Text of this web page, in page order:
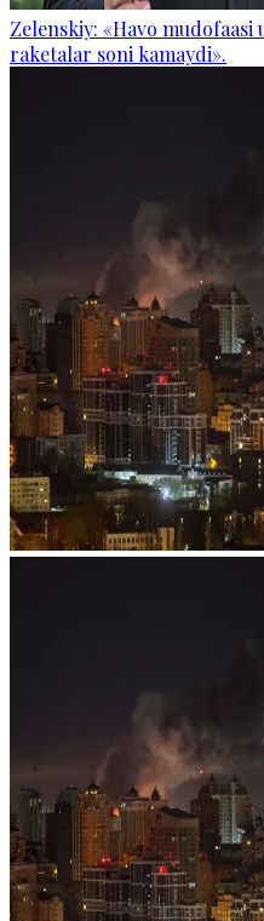
Zelenskiy: «Havo
raketalar soni kamaydi».